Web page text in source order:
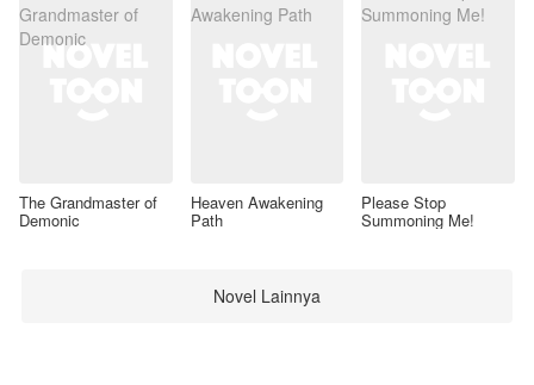
The Grandmaster of
Demonic
Heaven Awakening
Path
Please Stop
Summoning Me!
Novel Lainnya